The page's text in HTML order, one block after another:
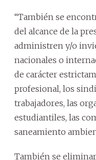
“También se
del alcance de la
administren y/o
nacionales o
de carácter
profesional, los
trabajadores, las
estudiantiles, las
saneamiento
También se